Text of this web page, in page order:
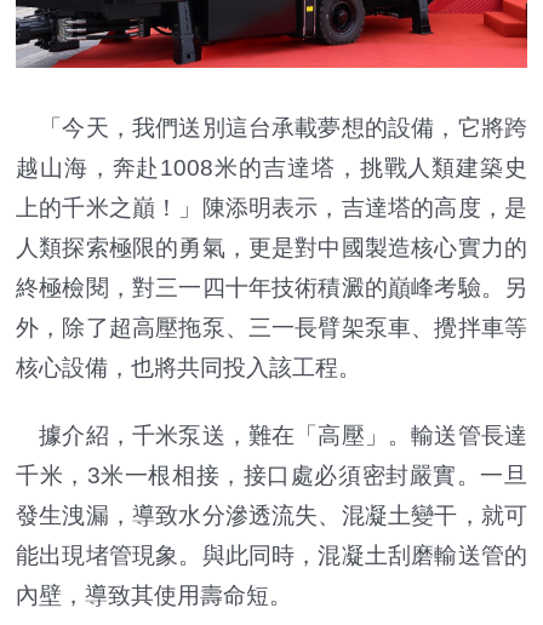
「今天，我們送別這台承載夢想的設備，它將跨
越山海，奔赴1008米的吉達塔，挑戰人類建築史
上的千米之巔！」陳添明表示，吉達塔的高度，是
人類探索極限的勇氣，更是對中國製造核心實力的
終極檢閱，對三一四十年技術積澱的巔峰考驗。另
外，除了超高壓拖泵、三一長臂架泵車、攪拌車等
核心設備，也將共同投入該工程。
據介紹，千米泵送，難在「高壓」。輸送管長達
千米，3米一根相接，接口處必須密封嚴實。一旦
發生洩漏，導致水分滲透流失、混凝土變干，就可
能出現堵管現象。與此同時，混凝土刮磨輸送管的
內壁，導致其使用壽命短。